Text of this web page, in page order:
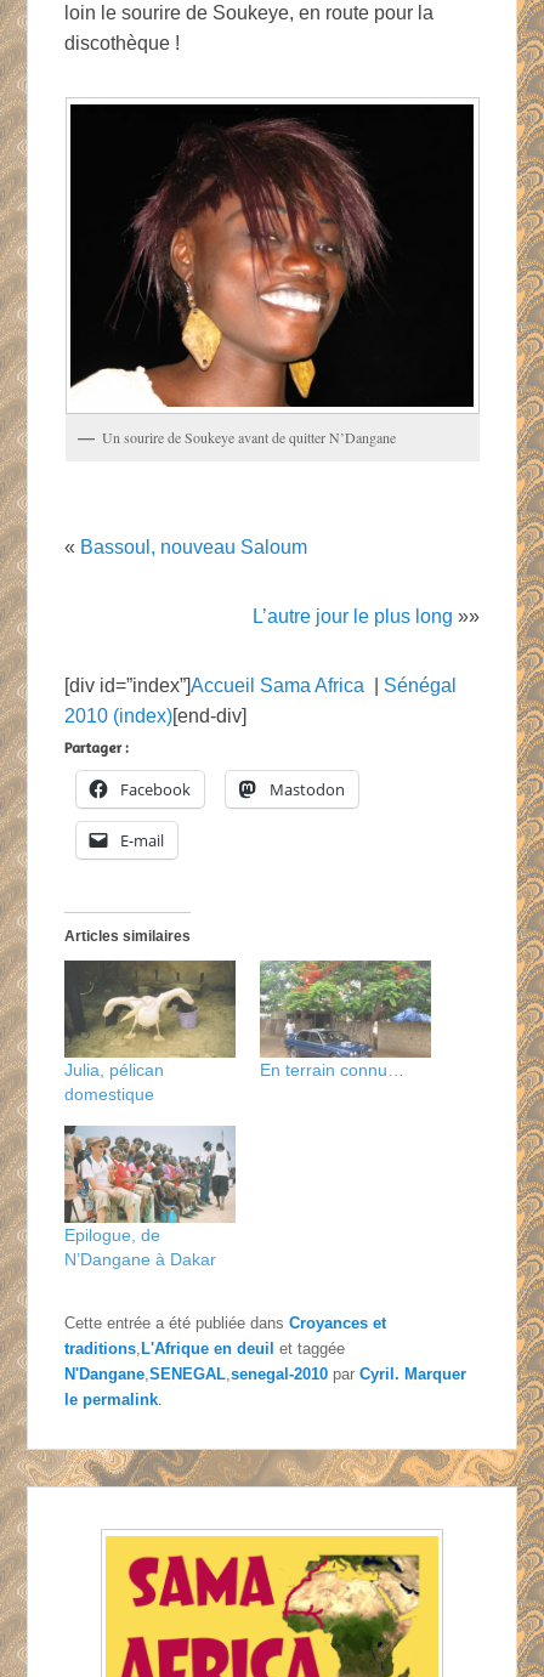
loin le sourire de Soukeye, en route pour la
discothèque !
Un sourire de Soukeye avant de quitter N’Dangane
« Bassoul, nouveau Saloum
L’autre jour le plus long »»
[div id=”index”]Accueil Sama Africa
Sénégal
2010 (index)[end-div]
Partager :
Facebook Mastodon
E-mail
Articles similaires
Julia, pélican
domestique
En terrain connu…
Epilogue, de
N’Dangane à Dakar
Cette entrée a été publiée dansCroyances et
traditions, L'Afrique en deuil et taggée
N'Dangane,SENEGAL,senegal-2010 parCyril. Marquer
lepermalink.